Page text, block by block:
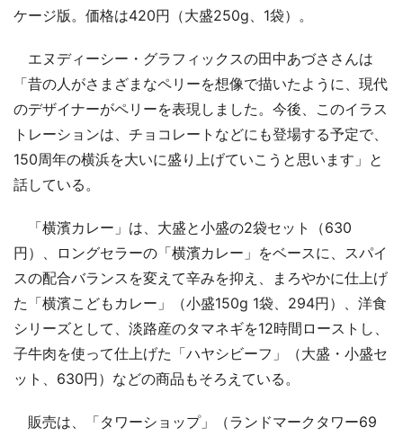
ケージ版。価格は420円（大盛250g、1袋）。
エヌディーシー・グラフィックスの田中あづささんは
「昔の人がさまざまなペリーを想像で描いたように、現代
のデザイナーがペリーを表現しました。今後、このイラス
トレーションは、チョコレートなどにも登場する予定で、
150周年の横浜を大いに盛り上げていこうと思います」と
話している。
「横濱カレー」は、大盛と小盛の2袋セット（630
円）、ロングセラーの「横濱カレー」をベースに、スパイ
スの配合バランスを変えて辛みを抑え、まろやかに仕上げ
た「横濱こどもカレー」（小盛150g 1袋、294円）、洋食
シリーズとして、淡路産のタマネギを12時間ローストし、
子牛肉を使って仕上げた「ハヤシビーフ」（大盛・小盛セ
ット、630円）などの商品もそろえている。
販売は、「タワーショップ」（ランドマークタワー69